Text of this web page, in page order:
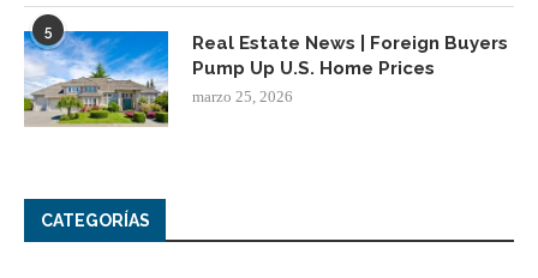
5
Real Estate News | Foreign Buyers
Pump Up U.S. Home Prices
marzo 25, 2026
CATEGORÍAS